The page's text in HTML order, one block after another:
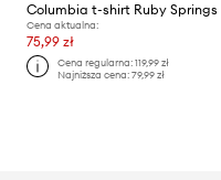
Columbia t-shirt Ruby Springs
Cena aktualna:
75,99 zł
Cena regularna:119,99 zł
Najniższa cena:79,99 zł